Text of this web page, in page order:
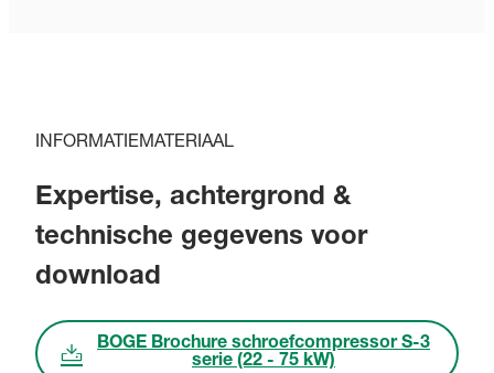
INFORMATIEMATERIAAL
Expertise, achtergrond &
technische gegevens voor
download
BOGE Brochure schroefcompressor S-3
serie (22 - 75 kW)